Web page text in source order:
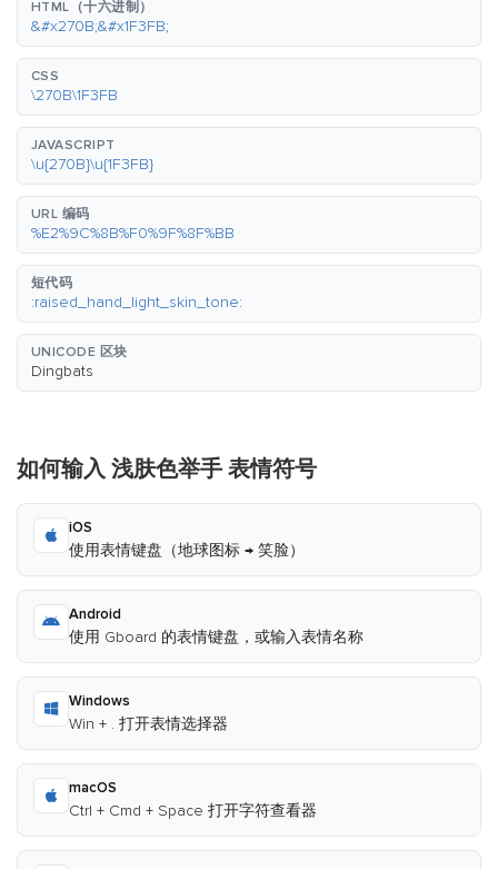
HTML（十六进制）
&#x270B;&#x1F3FB;
CSS
\270B\1F3FB
JAVASCRIPT
\u{270B}\u{1F3FB}
URL 编码
%E2%9C%8B%F0%9F%8F%BB
短代码
:raised_hand_light_skin_tone:
UNICODE 区块
Dingbats
如何输入 浅肤色举手 表情符号
iOS
使用表情键盘（地球图标 → 笑脸）
Android
使用 Gboard 的表情键盘，或输入表情名称
Windows
Win + . 打开表情选择器
macOS
Ctrl + Cmd + Space 打开字符查看器